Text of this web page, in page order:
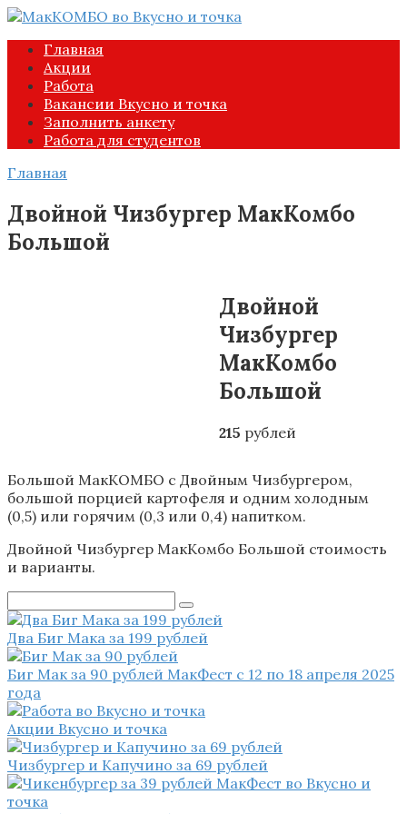
Перейти
контентуГлавная
Акции
Работа
Вакансии Вкусно и точка
Заполнить анкету
Работа для студентов
Главная
Двойной Чизбургер МакКомбо
Большой
Двойной
Чизбургер
МакКомбо
Большой
215 рублей
Большой МакКОМБО с Двойным Чизбургером,
большой порцией картофеля и одним холодным
(0,5) или горячим (0,3 или 0,4) напитком.
Двойной Чизбургер МакКомбо Большой стоимость
и варианты.
Поиск:
Два Биг Мака за 199 рублей
Биг Мак за 90 рублей МакФест с 12 по 18 апреля 2025
года
Акции Вкусно и точка
Чизбургер и Капучино за 69 рублей